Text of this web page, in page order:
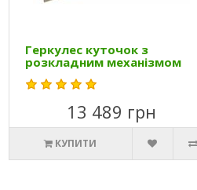
Геркулес куточок з
розкладним механізмом
13 489 грн
КУПИТИ